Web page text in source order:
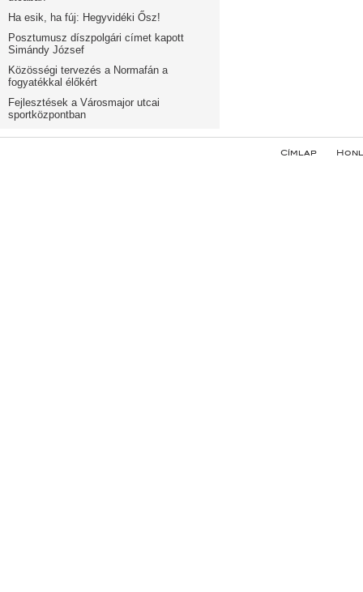
Ha esik, ha fúj: Hegyvidéki Ősz!
Posztumusz díszpolgári címet kapott
Simándy József
Közösségi tervezés a Normafán a
fogyatékkal élőkért
Fejlesztések a Városmajor utcai
sportközpontban
Címlap